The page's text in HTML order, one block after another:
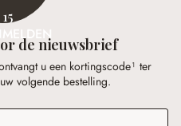
de nieuwsbrief
u een kortingscode¹ ter
volgende bestelling.